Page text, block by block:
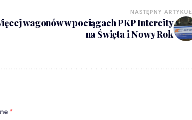
NASTĘPNY ARTYKUŁ
wagonów w pociągach PKP Intercity
na Święta i Nowy Rok
*